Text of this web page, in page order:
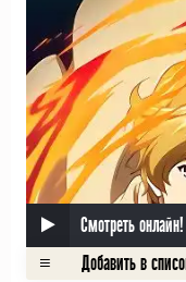
Смотреть онлайн!